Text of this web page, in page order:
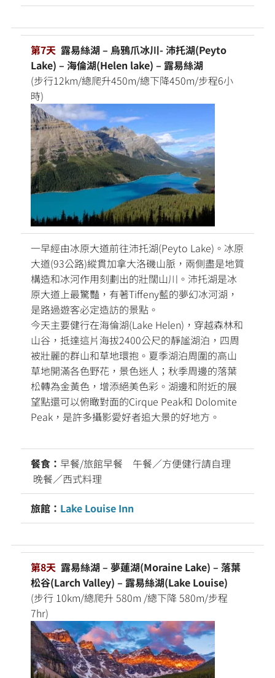
第7天 露易絲湖 – 烏鴉爪冰川- 沛托湖(Peyto
Lake) – 海倫湖(Helen lake) – 露易絲湖
(步行12km/總爬升450m/總下降450m/步程6小
時)
一早經由冰原大道前往沛托湖(Peyto Lake)。冰原
大道(93公路)縱貫加拿大洛磯山脈，兩側盡是地質
構造和冰河作用刻劃出的壯闊山川。沛托湖是冰
原大道上最驚豔，有著Tiffeny藍的夢幻冰河湖，
是路過遊客必定造訪的景點。
今天主要健行在海倫湖(Lake Helen)，穿越森林和
山谷，抵達這片海拔2400公尺的靜謐湖泊，四周
被壯麗的群山和草地環抱。夏季湖泊周圍的高山
草地開滿各色野花，景色迷人；秋季周邊的落葉
松轉為金黃色，增添絕美色彩。湖邊和附近的展
望點還可以俯瞰對面的Cirque Peak和 Dolomite
Peak，是許多攝影愛好者追大景的好地方。
餐食： 早餐/旅館早餐 午餐／方便健行請自理
晚餐／西式料理
旅館： Lake Louise Inn
第8天 露易絲湖 – 夢蓮湖(Moraine Lake) – 落葉
松谷(Larch Valley) – 露易絲湖(Lake Louise)
(步行 10km/總爬升 580m /總下降 580m/步程
7hr)